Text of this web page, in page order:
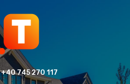
+40 745 270 117